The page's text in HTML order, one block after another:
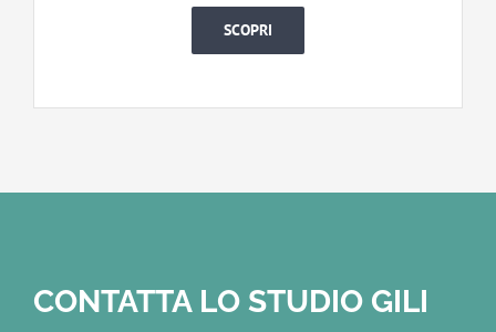
SCOPRI
CONTATTA LO STUDIO GILI